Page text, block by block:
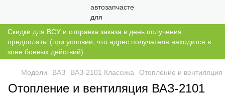
Скидки для ВСУ и отправка заказа в день получения
предоплаты (при условии, что адрес получателя находится в
зоне боевых действий).
Модели ВАЗ ВАЗ-2101 Классика Отопление и
Отопление и вентиляция ВАЗ-2101